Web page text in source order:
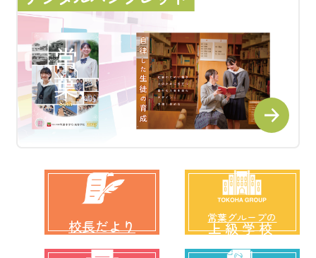
校長だより 常葉グループの
上級学校